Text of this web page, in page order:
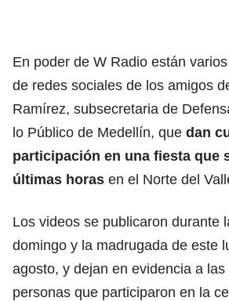
En poder de W Radio están
de redes sociales de los amigos
Ramírez, subsecretaria de
lo Público de Medellín, que dan
participación en una fiesta que
últimas horas en el Norte del
Los videos se publicaron durante
domingo y la madrugada de este
agosto, y dejan en evidencia a
personas que participaron en la